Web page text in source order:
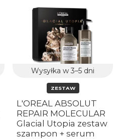
Wysyłka w 3–5 dni
ZESTAW
L'OREAL ABSOLUT
REPAIR MOLECULAR
Glacial Utopia zestaw
szampon + serum